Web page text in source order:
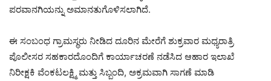
ಪರವಾನಗಿಯನ್ನು ಅಮಾನತುಗೊಳಿಸಲಾಗಿದೆ.
ಈ ಸಂಬಂಧ ಗ್ರಾಮಸ್ಥರು ನೀಡಿದ ದೂರಿನ ಮೇರೆಗೆ ಶುಕ್ರವಾರ ಮಧ್ಯರಾತ್ರಿ
ಪೊಲೀಸರ ಸಹಕಾರದೊಂದಿಗೆ ಕಾರ್ಯಾಚರಣೆ ನಡೆಸಿದ ಆಹಾರ ಇಲಾಖೆ
ನಿರೀಕ್ಷಕಿ ವೆಂಕಟಲಕ್ಷ್ಮಿ ಮತ್ತು ಸಿಬ್ಬಂದಿ, ಅಕ್ರಮವಾಗಿ ಸಾಗಣೆ ಮಾಡಿ